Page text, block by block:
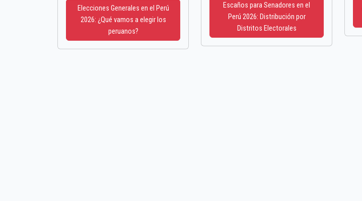
Elecciones Generales en el Perú
2026: ¿Qué vamos a elegir los
peruanos?
Escaños para Senadores en el
Perú 2026: Distribución por
Distritos Electorales